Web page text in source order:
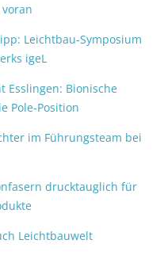
Leichtbau-Symposium
igeL
Esslingen: Bionische
Pole-Position
im Führungsteam bei
drucktauglich für
Leichtbauwelt